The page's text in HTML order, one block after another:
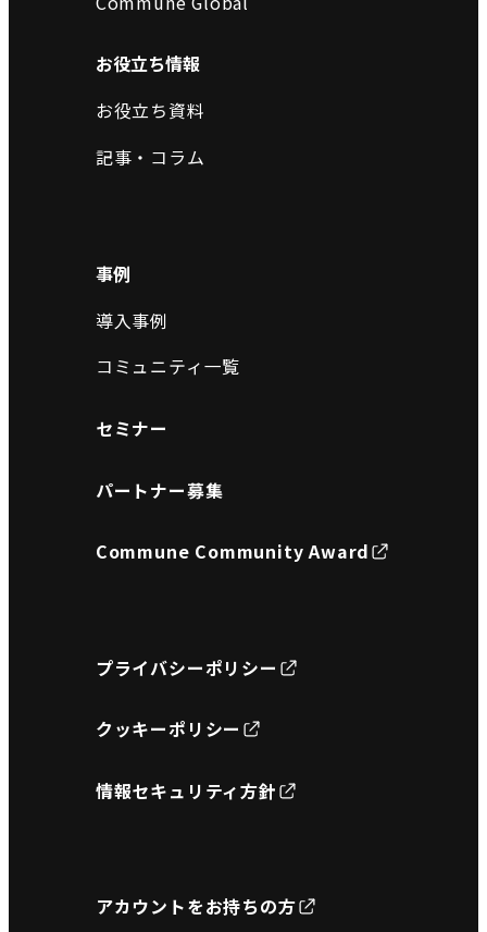
お役立ち情報
お役立ち資料
記事・コラム
事例
導入事例
コミュニティ一覧
セミナー
パートナー募集
Commune Community Award
プライバシーポリシー
クッキーポリシー
情報セキュリティ方針
アカウントをお持ちの方